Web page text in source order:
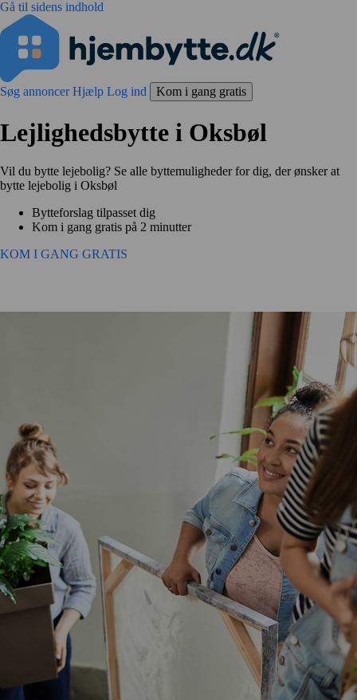
Gå til sidens indhold
Søg annoncerHjælp Log ind Kom i gang gratis
Lejlighedsbytte i Oksbøl
Vil du bytte lejebolig? Se alle byttemuligheder for dig, der ønsker at
bytte lejebolig i Oksbøl
Bytteforslag tilpasset dig
Kom i gang gratis på 2 minutter
KOM I GANG GRATIS